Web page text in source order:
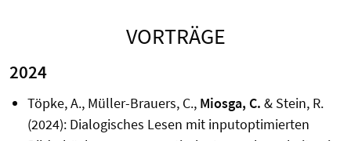
VORTRÄGE
2024
Töpke, A., Müller-Brauers, C., Miosga, C. & Stein, R.
(2024): Dialogisches Lesen mit inputoptimierten